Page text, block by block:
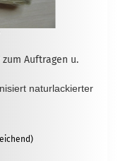
Auftragen u.
naturlackierter